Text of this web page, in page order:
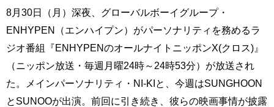
8月30日（月）深夜、グローバルボーイグループ・
ENHYPEN（エンハイプン）がパーソナリティを務めるラ
ジオ番組『ENHYPENのオールナイトニッポンX(クロス)』
（ニッポン放送・毎週月曜24時～24時53分）が放送され
た。メインパーソナリティ・NI-KIと、今週はSUNGHOON
とSUNOOが出演。前回に引き続き、彼らの映画事情が披露